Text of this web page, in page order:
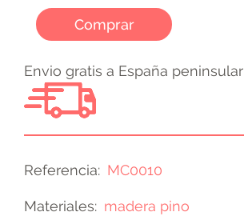
Comprar
Envio gratis a España peninsular
Referencia MC0010
Materiales madera pino